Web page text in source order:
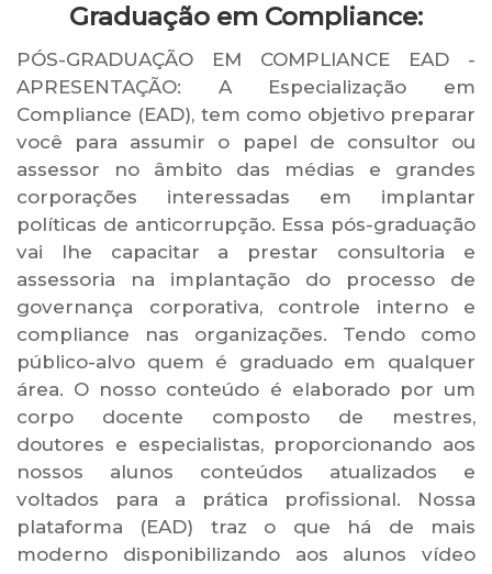
Graduação em Compliance:
PÓS-GRADUAÇÃO EM COMPLIANCE EAD -
APRESENTAÇÃO: A Especialização em
Compliance (EAD), tem como objetivo preparar
você para assumir o papel de consultor ou
assessor no âmbito das médias e grandes
corporações interessadas em implantar
políticas de anticorrupção. Essa pós-graduação
vai lhe capacitar a prestar consultoria e
assessoria na implantação do processo de
governança corporativa, controle interno e
compliance nas organizações. Tendo como
público-alvo quem é graduado em qualquer
área. O nosso conteúdo é elaborado por um
corpo docente composto de mestres,
doutores e especialistas, proporcionando aos
nossos alunos conteúdos atualizados e
voltados para a prática profissional. Nossa
plataforma (EAD) traz o que há de mais
moderno disponibilizando aos alunos vídeo